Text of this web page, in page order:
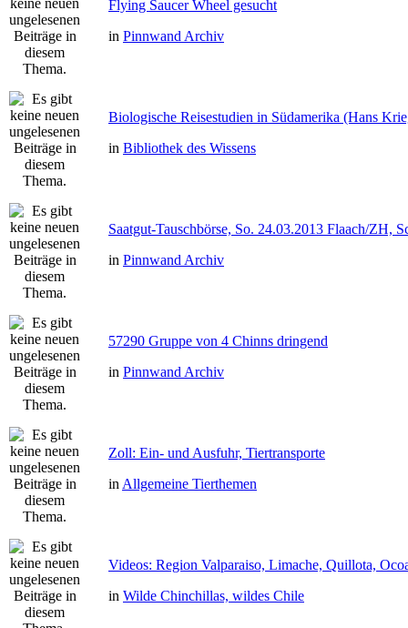
Flying Saucer Wheel gesucht
in Pinnwand Archiv
Biologische Reisestudien in Südamerika (Hans
in Bibliothek des Wissens
Saatgut-Tauschbörse, So. 24.03.2013 Flaach/ZH,
in Pinnwand Archiv
57290 Gruppe von 4 Chinns dringend
in Pinnwand Archiv
Zoll: Ein- und Ausfuhr, Tiertransporte
in Allgemeine Tierthemen
Videos: Region Valparaiso, Limache, Quillota,
in Wilde Chinchillas, wildes Chile